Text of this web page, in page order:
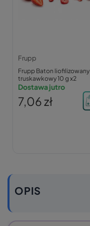
Frupp
Frupp Baton liofilizowany
truskawkowy 10 g x2
Dostawa jutro
7,06 zł
OPIS